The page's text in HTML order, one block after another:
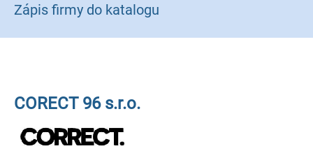
Zápis firmy do katalogu
CORECT 96 s.r.o.